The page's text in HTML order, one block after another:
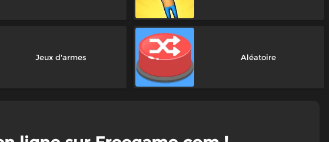
Jeux d'armes Aléatoire